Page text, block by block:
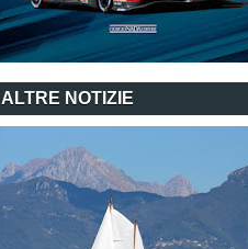
ALTRE NOTIZIE